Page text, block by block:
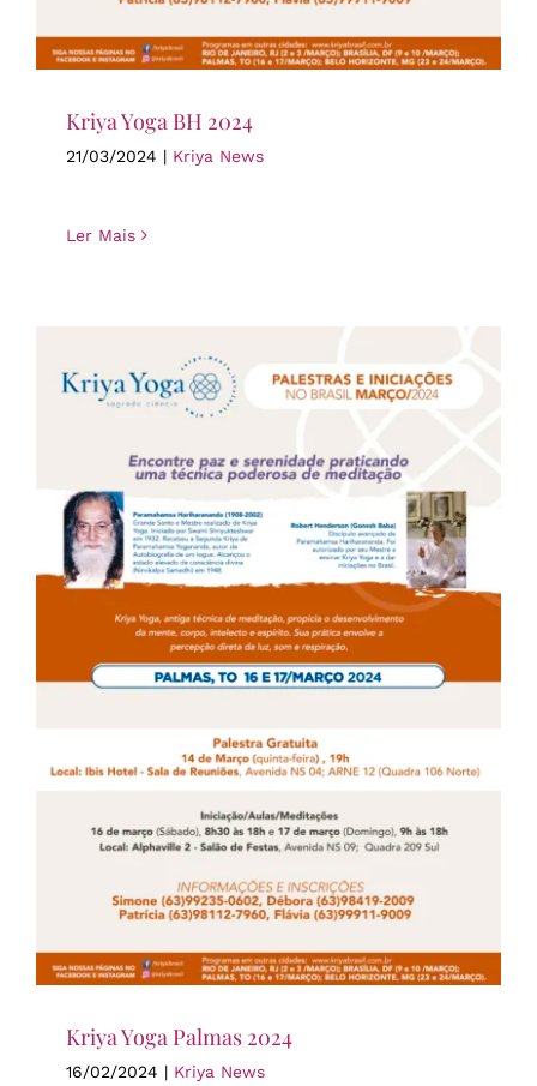
Kriya Yoga BH 2024
21/03/2024 | Kriya News
Ler Mais
Kriya Yoga Palmas 2024
16/02/2024 | Kriya News